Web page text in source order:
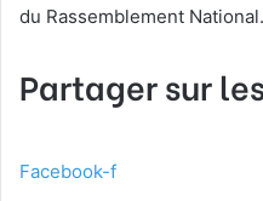
du Rassemblement National.
Partager sur
Facebook-f